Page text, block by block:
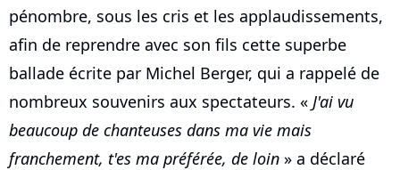
pénombre, sous les cris et les applaudissements,
afin de reprendre avec son fils cette superbe
ballade écrite par Michel Berger, qui a rappelé de
nombreux souvenirs aux spectateurs. « J'ai vu
beaucoup de chanteuses dans ma vie mais
franchement, t'es ma préférée, de loin » a déclaré